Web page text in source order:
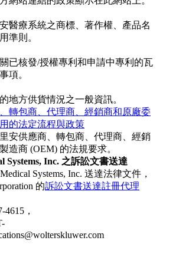
醫療系統之商標、著作權、產品名
準則。
已核發/授權專利和申請中專利的瓦
項。
地方供貨情況之一般資訊。
轉包商、代理商、經銷商和原廠委
的法定流程與政策
安供應商、轉包商、代理商、經銷
造商 (OEM) 的法規要求。
Systems, Inc. 之訴訟文書送達
Systems, Inc. 送達法律文件，
的訴訟文書送達註冊代理
4615，